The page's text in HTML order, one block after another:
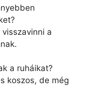
a
a ruháikat?
koszos, de még